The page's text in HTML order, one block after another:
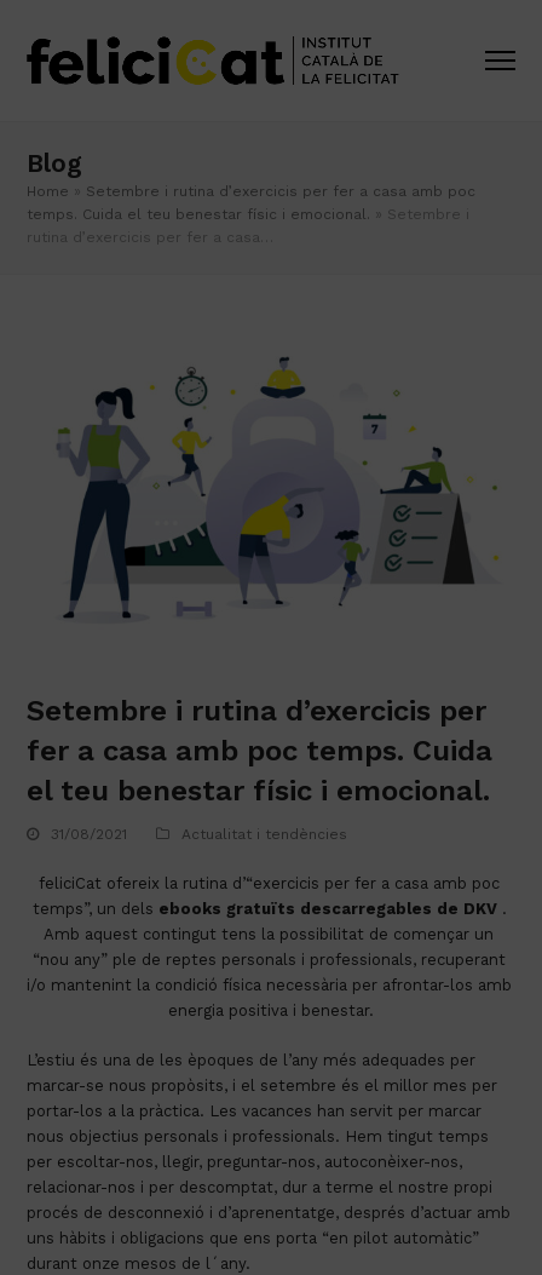
Blog
Home » Setembre i rutina d’exercicis per fer a casa amb poc
temps. Cuida el teu benestar físic i emocional. » Setembre i
rutina d’exercicis per fer a casa…
Setembre i rutina d’exercicis per
fer a casa amb poc temps. Cuida
el teu benestar físic i emocional.
31/08/2021 Actualitat i tendències
feliciCat ofereix la rutina d’“exercicis per fer a casa amb poc
temps”, un dels ebooks gratuïts descarregables de DKV .
Amb aquest contingut tens la possibilitat de començar un
“nou any” ple de reptes personals i professionals, recuperant
i/o mantenint la condició física necessària per afrontar-los amb
energia positiva i benestar.
L’estiu és una de les èpoques de l’any més adequades per
marcar-se nous propòsits, i el setembre és el millor mes per
portar-los a la pràctica. Les vacances han servit per marcar
nous objectius personals i professionals. Hem tingut temps
per escoltar-nos, llegir, preguntar-nos, autoconèixer-nos,
relacionar-nos i per descomptat, dur a terme el nostre propi
procés de desconnexió i d’aprenentatge, després d’actuar amb
uns hàbits i obligacions que ens porta “en pilot automàtic”
durant onze mesos de l´any.